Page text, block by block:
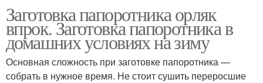
Заготовка папоротника орляк
впрок. Заготовка папоротника в
домашних условиях на зиму
Основная сложность при заготовке папоротника —
собрать в нужное время. Не стоит сушить переросшие